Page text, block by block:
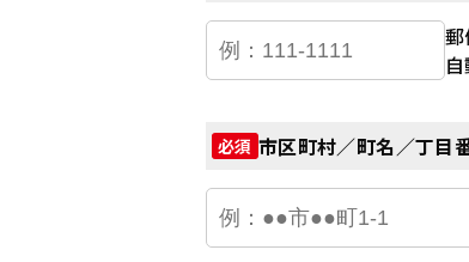
必須 市区町村／町名／丁目